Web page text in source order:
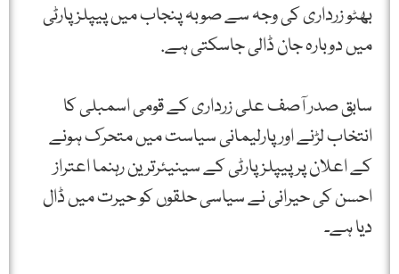
بھٹو زرداری کی وجہ سے صوبہ پنجاب میں پیپلزپارٹی
میں دوبارہ جان ڈالی جاسکتی ہے.
سابق صدر آصف علی زرداری کے قومی اسمبلی کا
انتخاب لڑنے اور پارلیمانی سیاست میں متحرک ہونے
کے اعلان پر پیپلز پارٹی کے سینیئرترین رہنما اعتراز
احسن کی حیرانی نے سیاسی حلقوں کو حیرت میں ڈال
دیا ہے۔